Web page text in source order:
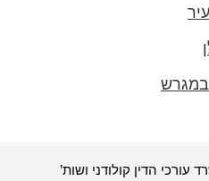
הדין קולודני ושות’